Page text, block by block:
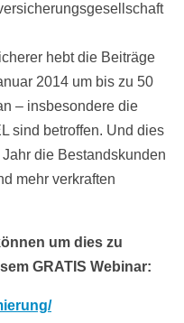
hebt die Beiträge
2014 um bis zu 50
– insbesondere die
sind betroffen. Und dies
die Bestandskunden
mehr verkraften
um dies zu
GRATIS Webinar: